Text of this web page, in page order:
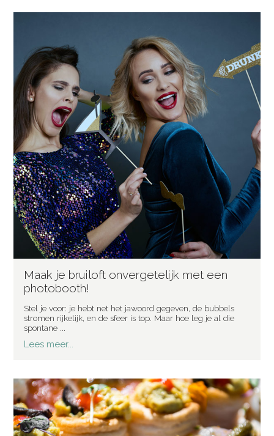
Maak je bruiloft onvergetelijk met een
photobooth!
Stel je voor: je hebt net het jawoord gegeven, de bubbels
stromen rijkelijk, en de sfeer is top. Maar hoe leg je al die
spontane ...
Lees meer...